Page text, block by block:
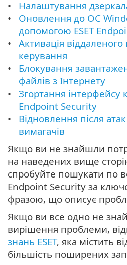
Налаштування
Оновлення до ОС
допомогою ESET
Активація
керування
Блокування
файлів з Інтернету
Згортання інтерфейсу
Endpoint Security
Відновлення після
вимагачів
Якщо ви не знайшли
на наведених вище
спробуйте пошукати по
Endpoint Security за
фразою, що описує
Якщо ви все одно не
вирішення проблеми,
знань ESET, яка містить
більшість поширених